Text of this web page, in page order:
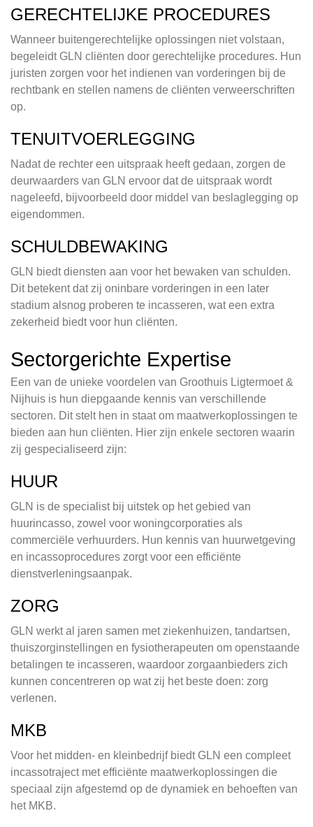
GERECHTELIJKE PROCEDURES
Wanneer buitengerechtelijke oplossingen niet volstaan,
begeleidt GLN cliënten door gerechtelijke procedures. Hun
juristen zorgen voor het indienen van vorderingen bij de
rechtbank en stellen namens de cliënten verweerschriften
op.
TENUITVOERLEGGING
Nadat de rechter een uitspraak heeft gedaan, zorgen de
deurwaarders van GLN ervoor dat de uitspraak wordt
nageleefd, bijvoorbeeld door middel van beslaglegging op
eigendommen.
SCHULDBEWAKING
GLN biedt diensten aan voor het bewaken van schulden.
Dit betekent dat zij oninbare vorderingen in een later
stadium alsnog proberen te incasseren, wat een extra
zekerheid biedt voor hun cliënten.
Sectorgerichte Expertise
Een van de unieke voordelen van Groothuis Ligtermoet &
Nijhuis is hun diepgaande kennis van verschillende
sectoren. Dit stelt hen in staat om maatwerkoplossingen te
bieden aan hun cliënten. Hier zijn enkele sectoren waarin
zij gespecialiseerd zijn:
HUUR
GLN is de specialist bij uitstek op het gebied van
huurincasso, zowel voor woningcorporaties als
commerciële verhuurders. Hun kennis van huurwetgeving
en incassoprocedures zorgt voor een efficiënte
dienstverleningsaanpak.
ZORG
GLN werkt al jaren samen met ziekenhuizen, tandartsen,
thuiszorginstellingen en fysiotherapeuten om openstaande
betalingen te incasseren, waardoor zorgaanbieders zich
kunnen concentreren op wat zij het beste doen: zorg
verlenen.
MKB
Voor het midden- en kleinbedrijf biedt GLN een compleet
incassotraject met efficiënte maatwerkoplossingen die
speciaal zijn afgestemd op de dynamiek en behoeften van
het MKB.